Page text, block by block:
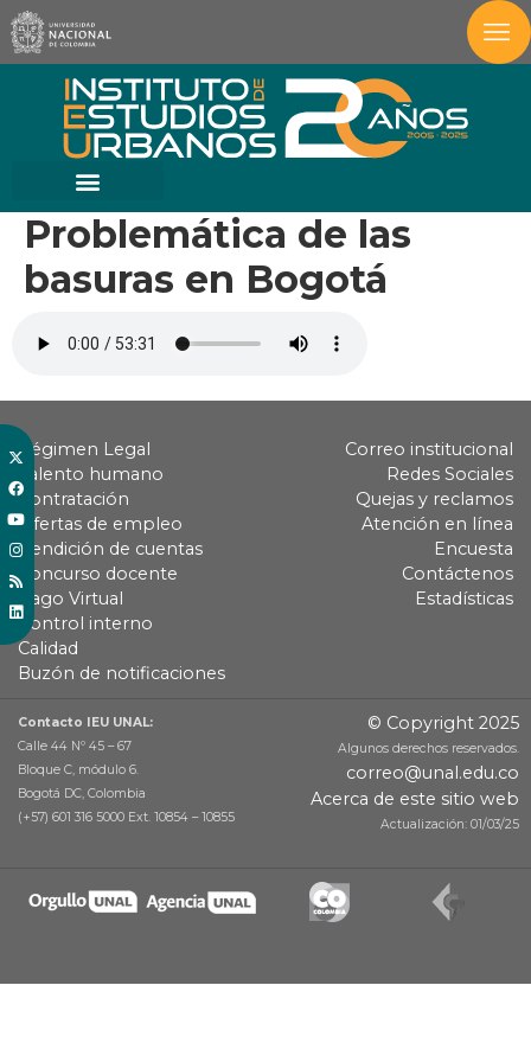
Problemática de las
basuras en Bogotá
Régimen Legal
Talento humano
Contratación
Ofertas de empleo
Rendición de cuentas
Concurso docente
Pago Virtual
Control interno
Calidad
Buzón de notificaciones
Correo institucional
Redes Sociales
Quejas y reclamos
Atención en línea
Encuesta
Contáctenos
Estadísticas
Contacto IEU UNAL:
Calle 44 Nº 45 – 67
Bloque C, módulo 6.
Bogotá DC, Colombia
(+57) 601 316 5000 Ext. 10854 – 10855
© Copyright 2025
Algunos derechos reservados.
correo@unal.edu.co
Acerca de este sitio web
Actualización: 01/03/25